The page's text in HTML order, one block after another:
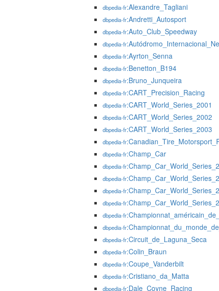
dbpedia-fr:Alexandre_Tagliani
dbpedia-fr:Andretti_Autosport
dbpedia-fr:Auto_Club_Speedway
dbpedia-fr
dbpedia-fr:Ayrton_Senna
dbpedia-fr:Benetton_B194
dbpedia-fr:Bruno_Junqueira
dbpedia-fr:CART_Precision_Racing
dbpedia-fr:CART_World_Series_2001
dbpedia-fr:CART_World_Series_2002
dbpedia-fr:CART_World_Series_2003
dbpedia-fr
dbpedia-fr:Champ_Car
dbpedia-fr
dbpedia-fr
dbpedia-fr
dbpedia-fr
dbpedia-fr
dbpedia-fr
dbpedia-fr:Circuit_de_Laguna_Seca
dbpedia-fr:Colin_Braun
dbpedia-fr:Coupe_Vanderbilt
dbpedia-fr:Cristiano_da_Matta
dbpedia-fr:Dale_Coyne_Racing